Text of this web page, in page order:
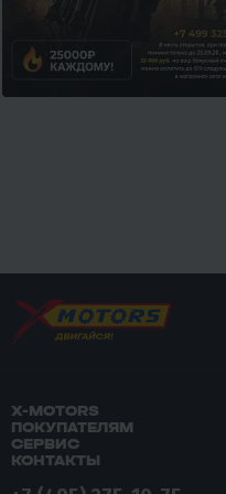
X-MOTORS
ПОКУПАТЕЛЯМ
СЕРВИС
КОНТАКТЫ